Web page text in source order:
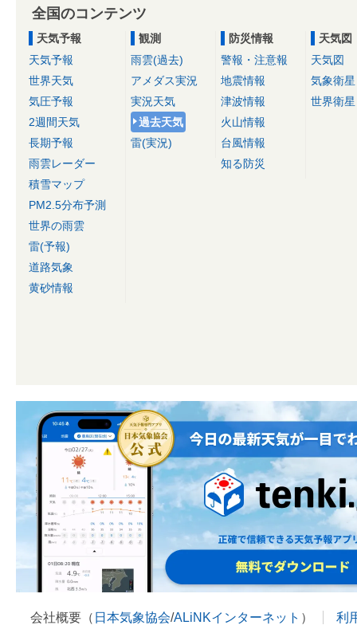
全国のコンテンツ
天気予報
天気予報
世界天気
気圧予報
2週間天気
長期予報
雨雲レーダー
積雪マップ
PM2.5分布予測
世界の雨雲
雷(予報)
道路気象
黄砂情報
観測
雨雲(過去)
アメダス実況
実況天気
過去天気
雷(実況)
防災情報
警報・注意報
地震情報
津波情報
火山情報
台風情報
知る防災
天気図
天気図
気象衛星
世界衛星
会社概要（ 日本気象協会/ALiNKインターネット ） 利